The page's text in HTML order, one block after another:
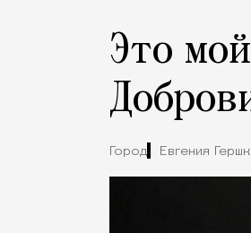
Это
Город Евгения